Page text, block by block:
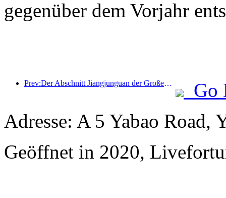
gegenüber dem Vorjahr
Prev:Der Abschnitt Jiangjunguan der Großen Mauer im Bezirk Pinggu in Peking soll voraussichtlich bereits Ende 2026 für die Öffentlichkeit zugänglich gemacht werden.
Go
Adresse: A 5 Yabao Road,
Geöffnet in 2020,